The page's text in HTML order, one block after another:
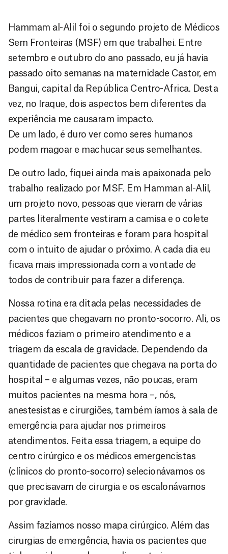
Hammam al-Alil foi o segundo projeto de Médicos
Sem Fronteiras (MSF) em que trabalhei. Entre
setembro e outubro do ano passado, eu já havia
passado oito semanas na maternidade Castor, em
Bangui, capital da República Centro-Africa. Desta
vez, no Iraque, dois aspectos bem diferentes da
experiência me causaram impacto.
De um lado, é duro ver como seres humanos
podem magoar e machucar seus semelhantes.
De outro lado, fiquei ainda mais apaixonada pelo
trabalho realizado por MSF. Em Hamman al-Alil,
um projeto novo, pessoas que vieram de várias
partes literalmente vestiram a camisa e o colete
de médico sem fronteiras e foram para hospital
com o intuito de ajudar o próximo. A cada dia eu
ficava mais impressionada com a vontade de
todos de contribuir para fazer a diferença.
Nossa rotina era ditada pelas necessidades de
pacientes que chegavam no pronto-socorro. Ali, os
médicos faziam o primeiro atendimento e a
triagem da escala de gravidade. Dependendo da
quantidade de pacientes que chegava na porta do
hospital – e algumas vezes, não poucas, eram
muitos pacientes na mesma hora –, nós,
anestesistas e cirurgiões, também íamos à sala de
emergência para ajudar nos primeiros
atendimentos. Feita essa triagem, a equipe do
centro cirúrgico e os médicos emergencistas
(clínicos do pronto-socorro) selecionávamos os
que precisavam de cirurgia e os escalonávamos
por gravidade.
Assim fazíamos nosso mapa cirúrgico. Além das
cirurgias de emergência, havia os pacientes que